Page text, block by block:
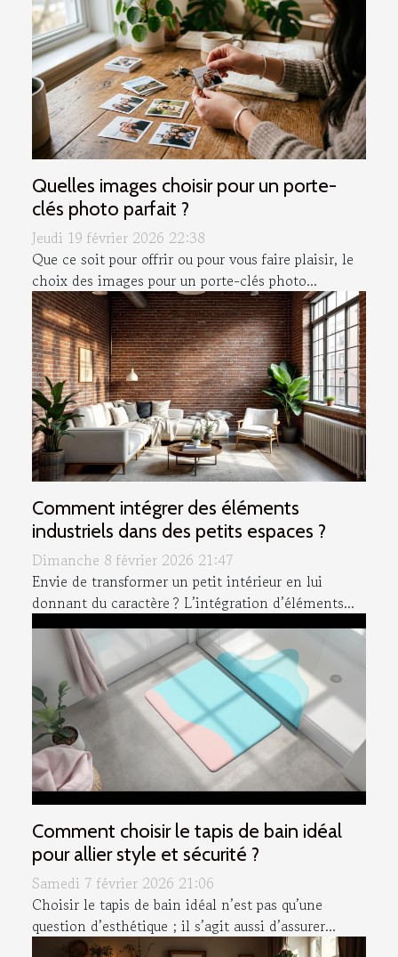
Quelles images choisir pour un porte-
clés photo parfait ?
Jeudi 19 février 2026 22:38
Que ce soit pour offrir ou pour vous faire plaisir, le
choix des images pour un porte-clés photo...
Comment intégrer des éléments
industriels dans des petits espaces ?
Dimanche 8 février 2026 21:47
Envie de transformer un petit intérieur en lui
donnant du caractère ? L’intégration d’éléments...
Comment choisir le tapis de bain idéal
pour allier style et sécurité ?
Samedi 7 février 2026 21:06
Choisir le tapis de bain idéal n’est pas qu’une
question d’esthétique ; il s’agit aussi d’assurer...